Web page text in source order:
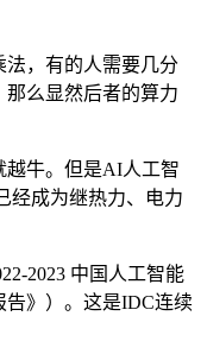
，有的人需要几分
么显然后者的算力
牛。但是AI人工智
经成为继热力、电力
2023 中国人工智能
》）。这是IDC连续